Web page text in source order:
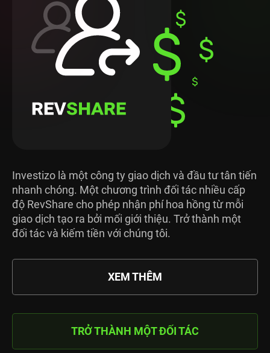
Investizo là một công ty giao dịch và đầu tư tân tiến
nhanh chóng. Một chương trình đối tác nhiều cấp
độ RevShare cho phép nhận phí hoa hồng từ mỗi
giao dịch tạo ra bởi mối giới thiệu. Trở thành một
đối tác và kiếm tiền với chúng tôi.
XEM THÊM
TRỞ THÀNH MỘT ĐỐI TÁC